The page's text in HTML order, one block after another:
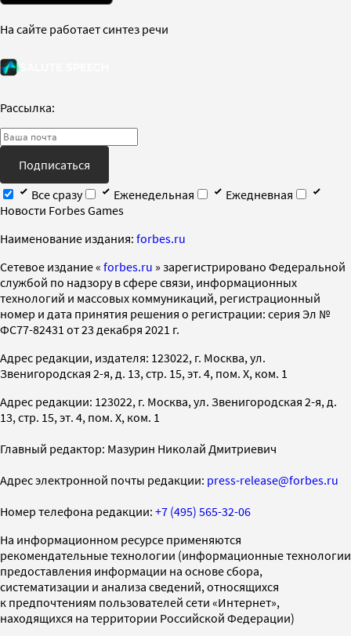
На сайте работает синтез речи
Рассылка:
Подписаться
Все сразу
Еженедельная
Ежедневная
Новости Forbes Games
Наименование издания: forbes.ru
Cетевое издание « forbes.ru » зарегистрировано Федеральной
службой по надзору в сфере связи, информационных
технологий и массовых коммуникаций, регистрационный
номер и дата принятия решения о регистрации: серия Эл №
ФС77-82431 от 23 декабря 2021 г.
Адрес редакции, издателя: 123022, г. Москва, ул.
Звенигородская 2-я, д. 13, стр. 15, эт. 4, пом. X, ком. 1
Адрес редакции: 123022, г. Москва, ул. Звенигородская 2-я, д.
13, стр. 15, эт. 4, пом. X, ком. 1
Главный редактор: Мазурин Николай Дмитриевич
Адрес электронной почты редакции: press-release@forbes.ru
Номер телефона редакции: +7 (495) 565-32-06
На информационном ресурсе применяются
рекомендательные технологии (информационные технологии
предоставления информации на основе сбора,
систематизации и анализа сведений, относящихся
к предпочтениям пользователей сети «Интернет»,
находящихся на территории Российской Федерации)